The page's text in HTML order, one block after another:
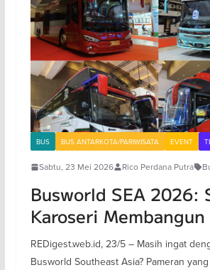
BUS BUS ANTARKOTA/PARIWISATA EVENT
Sabtu, 23 Mei 2026 Rico Perdana Putra
Busworld SEA 2026:
Karoseri
REDigest.web.id, 23/5 – Masih ingat
Busworld Southeast Asia? Pameran